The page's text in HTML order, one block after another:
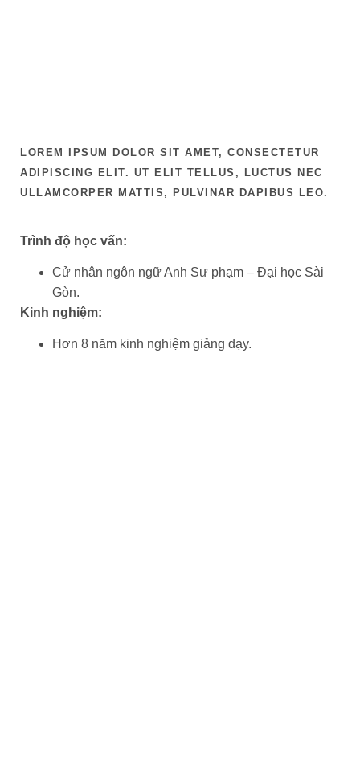
LOREM IPSUM DOLOR SIT AMET, CONSECTETUR
ADIPISCING ELIT. UT ELIT TELLUS, LUCTUS NEC
ULLAMCORPER MATTIS, PULVINAR DAPIBUS LEO.
Trình độ học vấn:
Cử nhân ngôn ngữ Anh Sư phạm – Đại học Sài
Gòn.
Kinh nghiệm:
Hơn 8 năm kinh nghiệm giảng dạy.